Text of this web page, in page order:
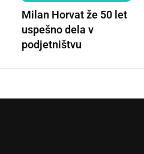
Milan Horvat že 50 let
uspešno dela v
podjetništvu